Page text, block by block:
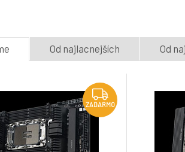
ASUS Pro Q870M-C-CSM
AMT Management 232.09 €
Od najlacnejších Od
ZADARMO